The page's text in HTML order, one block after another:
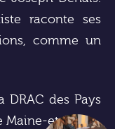
raconte ses
comme un
des Pays
Maine-et-Loire